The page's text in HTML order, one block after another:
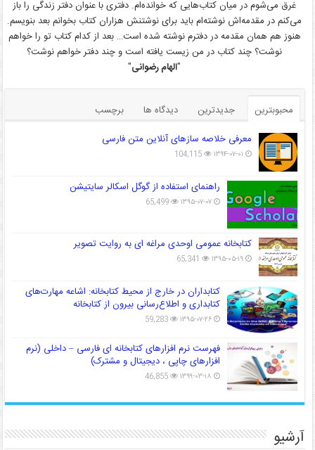
غرق می‌شوم در میان کتاب‌هایی که خوانده‌ام. دفتری با عنوان دفتر زندگی را باز
می‌کنم در مقدمه‌اش نوشته‌ام باید برای نوشتنش هزاران کتاب بخوانم بعد بنویسم.
هنوز هم همان مقدمه در دفترم نوشته شده است… بعد از کدام کتاب تو را خواهم
نوشت؟ چند کتاب در من زیست یافته است و چند دفتر خواهم نوشت؟
"الهام رضوانی"
محبوبترین جدیدترین دیدگاه ها
برچسب
معرفی خلاصه سازهای آنلاین متن فارسی
۱۳۹۴-۰۷-۰۱ 104,115
راهنمای استفاده از گوگل اسکالر سایتیشن
۱۳۹۵-۰۷-۰۷ 65,499
کتابخانه عمومی اوحدی مراغه ای به روایت تصویر
۱۳۹۵-۰۵-۱۹ 65,341
کتابداران در خارج از محیط کتابخانه: اشاعه مهارت‌های
کتابداری و اطلاع‌رسانی بیرون از کتابخانه
۱۳۹۵-۰۷-۲۶ 59,283
فهرست نرم افزارهای کتابخانه ای فارسی – داخلی (نرم
افزارهای چاپی ، دیجیتال و مشترک)
۱۳۹۹-۰۳-۱۸ 46,855
آرشیو